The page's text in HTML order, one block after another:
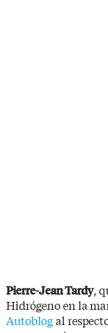
Pierre-Jean Tardy,
Hidrógeno en la
Autoblogal